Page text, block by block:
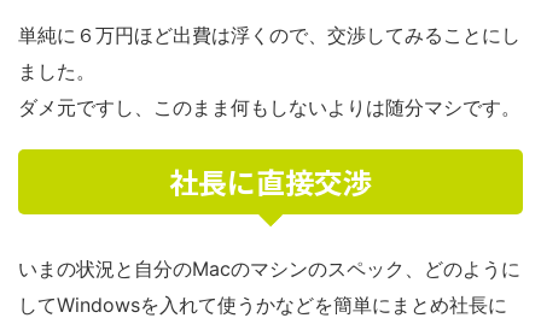
単純に６万円ほど出費は浮くので、交渉してみることにし
ました。
ダメ元ですし、このまま何もしないよりは随分マシです。
社長に直接交渉
いまの状況と自分のMacのマシンのスペック、どのように
してWindowsを入れて使うかなどを簡単にまとめ社長に